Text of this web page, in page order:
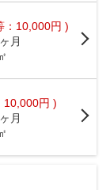
：10,000円 )
月
10,000円 )
月